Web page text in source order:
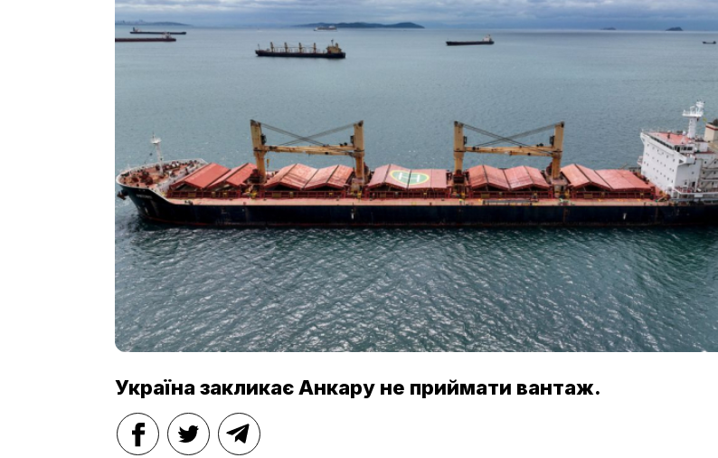
Україна закликає Анкару не приймати вантаж.